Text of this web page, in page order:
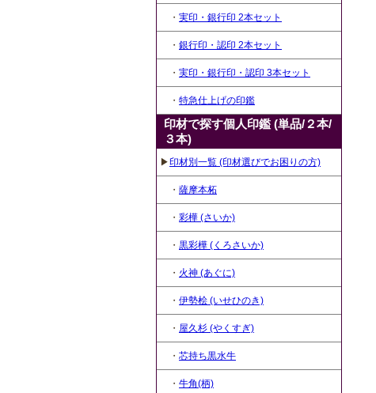
・ 実印・銀行印 2本セット
・ 銀行印・認印 2本セット
・ 実印・銀行印・認印 3本セット
・ 特急仕上げの印鑑
印材で探す個人印鑑 (単品/２本/
３本)
▶印材別一覧 (印材選びでお困りの方)
・ 薩摩本柘
・ 彩樺 (さいか)
・ 黒彩樺 (くろさいか)
・ 火神 (あぐに)
・ 伊勢桧 (いせひのき)
・ 屋久杉 (やくすぎ)
・ 芯持ち黒水牛
・ 牛角(柄)